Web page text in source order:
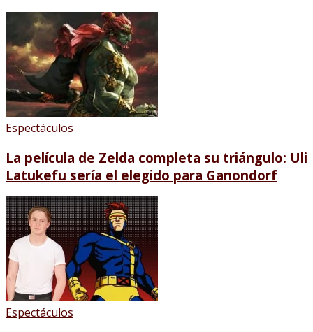
Espectáculos
La película de Zelda completa su triángulo: Uli
Latukefu sería el elegido para Ganondorf
Espectáculos